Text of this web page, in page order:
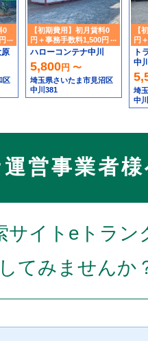
0
引
区
【初期費用】初月賃料0
円＋事務手数料1,500円引
き
ハローコンテナ中川
5,800円 〜
埼玉県さいたま市見沼区
中川381
【
円
きト
中
埼
中
運営事業者
サイトeトラン
てみませんか